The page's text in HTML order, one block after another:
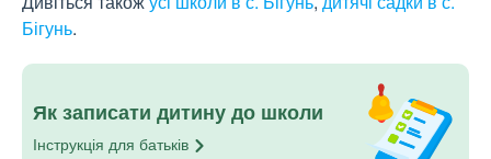
Бігунь.
Як записати дитину до школи
Інструкція для батьків